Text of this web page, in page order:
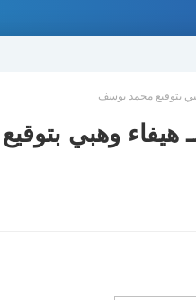
بتوقيع محمد يوسف
وهبي بتوقيع